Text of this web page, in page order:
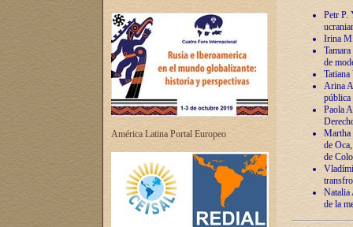
América Latina Portal Europeo
Petr P.
Irina
de
Arina
pública
Paola
Martha
de
de
Natalia
de la